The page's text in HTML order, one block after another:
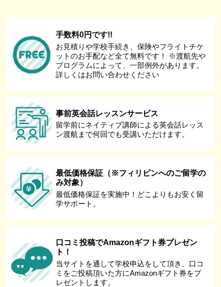
手数料0円です!!
お見積りや学校手続き、保険やフライトチケ
ットのお手配など全て無料です！ ※渡航先や
プログラムによって、一部例外があります。
詳しくはお問い合わせください
事前英会話レッスンサービス
留学前にネイティブ講師による英会話レッス
ン渡航まで何回でも受講いただけます。
最低価格保証（※フィリピンへのご留学の
み対象）
最低価格保証を実施中！どこよりもお安く留
学サポート。
口コミ投稿でAmazonギフト券プレゼン
ト！
当サイトを通して学校申込をして頂き、口コ
ミをご投稿頂いた方にAmazonギフト券をプ
レゼントします。